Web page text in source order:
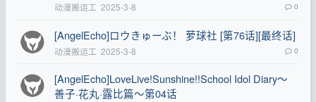
动漫搬运工 2025-3-8 0
[AngelEcho]ロウきゅーぶ！ 萝球社 [第76话][最终话]
动漫搬运工 2025-3-8 0
[AngelEcho]LoveLive!Sunshine!!School Idol Diary～
善子·花丸·露比篇～第04话